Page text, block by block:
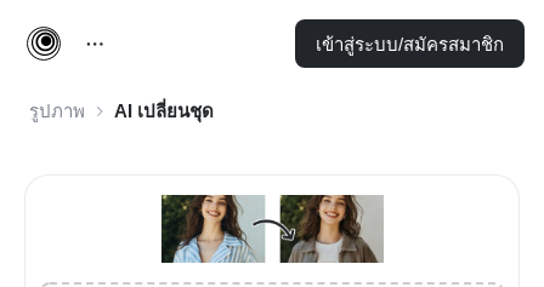
เข้าสู่ระบบ/สมัครสมาชิก
รูปภาพ AI เปลี่ยนชุด